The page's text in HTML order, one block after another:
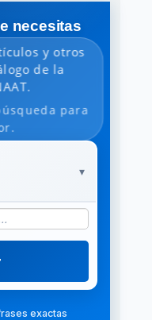
necesitas
y otros
de la
para
exactas